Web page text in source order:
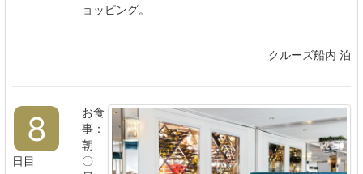
ョッピング。
クルーズ船内 泊
8
日目
お食
事：
朝
〇